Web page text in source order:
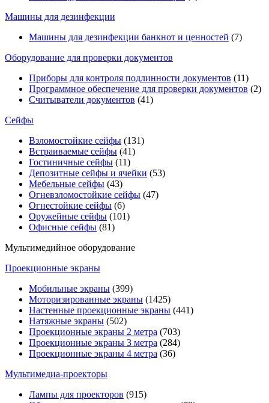
Машины для дезинфекции
Машины для дезинфекции банкнот и ценностей (7)
Оборудование для проверки документов
Приборы для контроля подлинности документов (11)
Программное обеспечение для проверки документов (2)
Считыватели документов (41)
Сейфы
Взломостойкие сейфы (131)
Встраиваемые сейфы (41)
Гостиничные сейфы (11)
Депозитные сейфы и ячейки (53)
Мебельные сейфы (43)
Огневзломостойкие сейфы (47)
Огнестойкие сейфы (6)
Оружейные сейфы (101)
Офисные сейфы (81)
Мультимедийное оборудование
Проекционные экраны
Мобильные экраны (399)
Моторизированные экраны (1425)
Настенные проекционные экраны (441)
Натяжные экраны (502)
Проекционные экраны 2 метра (703)
Проекционные экраны 3 метра (284)
Проекционные экраны 4 метра (36)
Мультимедиa-проекторы
Лампы для проекторов (915)